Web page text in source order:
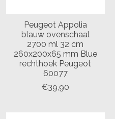
Peugeot Appolia
blauw ovenschaal
2700 ml 32 cm
260x200x65 mm Blue
rechthoek Peugeot
60077
€39,90